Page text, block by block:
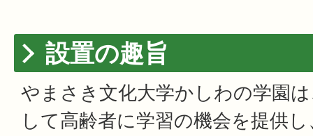
設置の趣旨
やまさき文化大学かしわの学園
して高齢者に学習の機会を提供